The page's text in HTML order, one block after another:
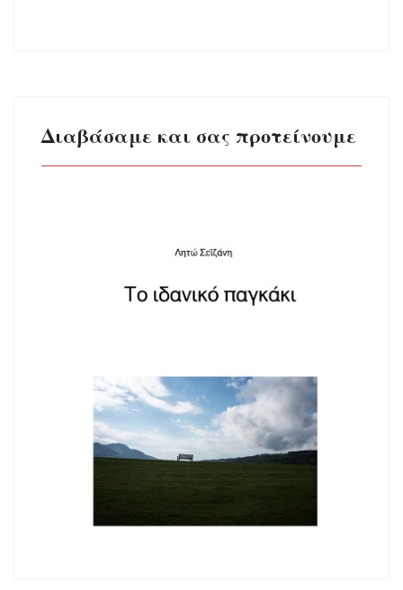
Διαβάσαμε και σας προτείνουμε